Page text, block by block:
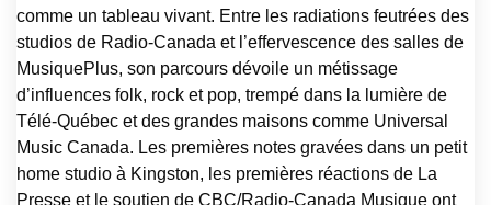
comme un tableau vivant. Entre les radiations feutrées des
studios de Radio-Canada et l’effervescence des salles de
MusiquePlus, son parcours dévoile un métissage
d’influences folk, rock et pop, trempé dans la lumière de
Télé-Québec et des grandes maisons comme Universal
Music Canada. Les premières notes gravées dans un petit
home studio à Kingston, les premières réactions de La
Presse et le soutien de CBC/Radio-Canada Musique ont